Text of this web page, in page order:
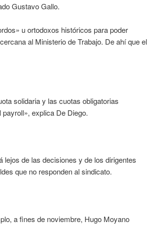
Gustavo Gallo.
u ortodoxos históricos para poder
al Ministerio de Trabajo. De ahí que el
solidaria y las cuotas obligatorias
explica De Diego.
lejos de las decisiones y de los dirigentes
que no responden al sindicato.
a fines de noviembre, Hugo Moyano